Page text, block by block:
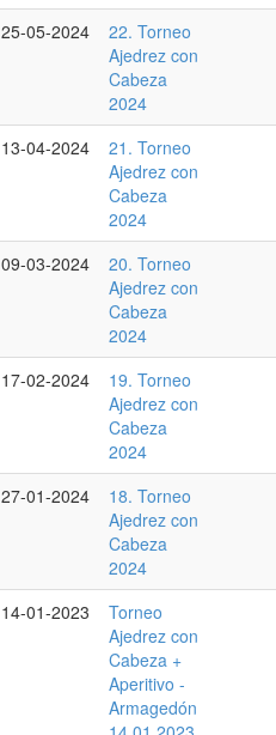
25-05-2024
22. Torneo
Ajedrez con
Cabeza
2024
13-04-2024
21. Torneo
Ajedrez con
Cabeza
2024
09-03-2024
20. Torneo
Ajedrez con
Cabeza
2024
17-02-2024
19. Torneo
Ajedrez con
Cabeza
2024
27-01-2024
18. Torneo
Ajedrez con
Cabeza
2024
14-01-2023
Torneo
Ajedrez con
Cabeza +
Aperitivo -
Armagedón